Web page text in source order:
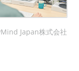
Japan株式会社